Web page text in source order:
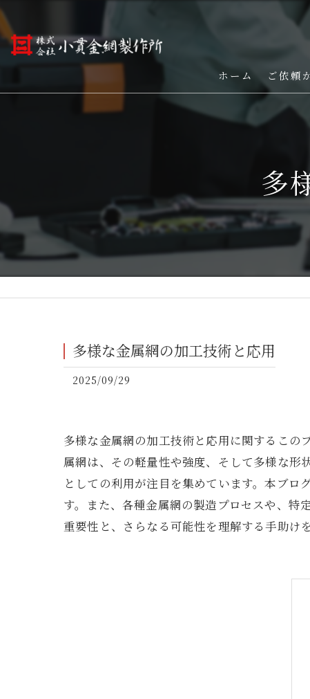
ホーム ご依頼
多
多様な金属網の加工技術と応用
2025/09/29
多様な金属網の加工技術と応用に関するこの
属網は、その軽量性や強度、そして多様な形
としての利用が注目を集めています。本ブ
す。また、各種金属網の製造プロセスや、特
重要性と、さらなる可能性を理解する手助け